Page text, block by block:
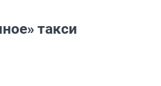
такси